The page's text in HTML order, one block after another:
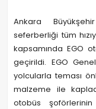
Ankara
seferberliği tüm
kapsamında EGO
geçirildi. EGO
yolcularla teması
malzeme ile
otobüs